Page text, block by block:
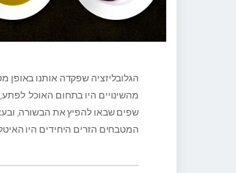
הגלובליזציה שפקדה אותנו
מהשינויים היו בתחום האוכל.
המטבחים הזרים היחידים היו